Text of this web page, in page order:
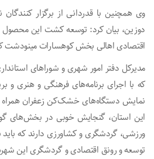
وی همچنین با قدردانی از برگزار
دوزین، بیان کرد: توسعه کشت این محصول
اقتصادی اهالی بخش کوهسارات
مدیرکل دفتر امور شهری و شوراهای
که با اجرای برنامه‌های فرهنگی و هنری و
این استان، گنجایش‌ خوبی در بخش‌های
ورزشی، گردشگری و کشاورزی دارند که باید
توسعه و رونق اقتصادی و گردشگری این